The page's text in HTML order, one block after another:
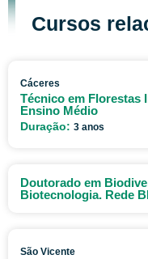
Cursos
Cáceres
Técnico em Florestas
Ensino Médio
Duração: 3 anos
Doutorado em
Biotecnologia. Rede
São Vicente